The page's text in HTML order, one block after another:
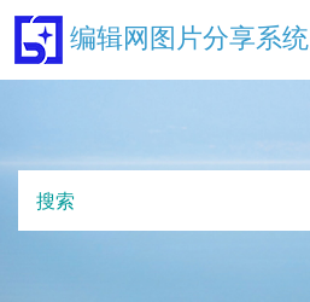
编辑网图片分享系统